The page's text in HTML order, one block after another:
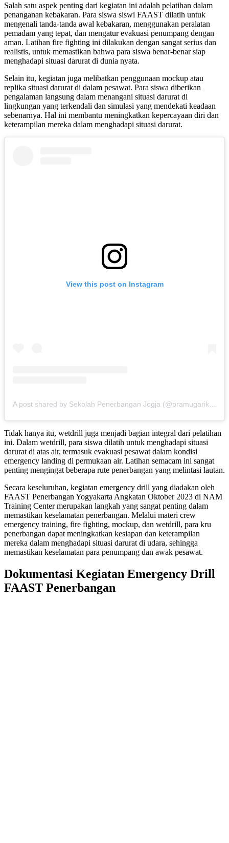
Salah satu aspek penting dari kegiatan ini adalah pelatihan dalam
penanganan kebakaran. Para siswa siswi FAAST dilatih untuk
mengenali tanda-tanda awal kebakaran, menggunakan peralatan
pemadam yang tepat, dan mengatur evakuasi penumpang dengan
aman. Latihan fire fighting ini dilakukan dengan sangat serius dan
realistis, untuk memastikan bahwa para siswa benar-benar siap
menghadapi situasi darurat di dunia nyata.
Selain itu, kegiatan juga melibatkan penggunaan mockup atau
replika situasi darurat di dalam pesawat. Para siswa diberikan
pengalaman langsung dalam menangani situasi darurat di
lingkungan yang terkendali dan simulasi yang mendekati keadaan
sebenarnya. Hal ini membantu meningkatkan kepercayaan diri dan
keterampilan mereka dalam menghadapi situasi darurat.
View this post on Instagram
Tidak hanya itu, wetdrill juga menjadi bagian integral dari pelatihan
ini. Dalam wetdrill, para siswa dilatih untuk menghadapi situasi
darurat di atas air, termasuk evakuasi pesawat dalam kondisi
emergency landing di permukaan air. Latihan semacam ini sangat
penting mengingat beberapa rute penerbangan yang melintasi lautan.
Secara keseluruhan, kegiatan emergency drill yang diadakan oleh
FAAST Penerbangan Yogyakarta Angkatan Oktober 2023 di NAM
Training Center merupakan langkah yang sangat penting dalam
memastikan keselamatan penerbangan. Melalui materi crew
emergency training, fire fighting, mockup, dan wetdrill, para kru
penerbangan dapat meningkatkan kesiapan dan keterampilan
mereka dalam menghadapi situasi darurat di udara, sehingga
memastikan keselamatan para penumpang dan awak pesawat.
Dokumentasi Kegiatan Emergency Drill
FAAST Penerbangan